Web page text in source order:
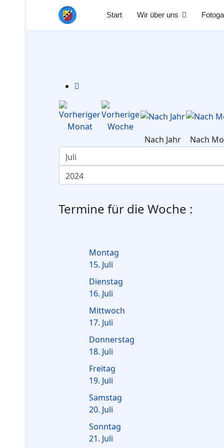
Start Wir über uns
Nach Jahr Nach
Termine für die Woche :
Montag
15. Juli
Dienstag
16. Juli
Mittwoch
17. Juli
Donnerstag
18. Juli
Freitag
19. Juli
Samstag
20. Juli
Sonntag
21. Juli